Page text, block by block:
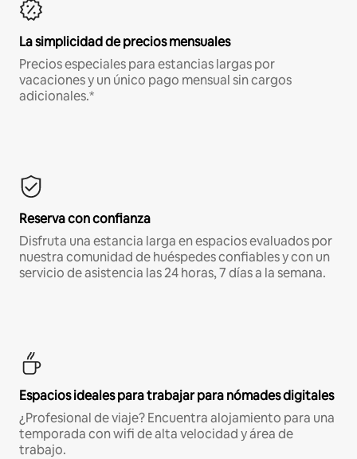
La simplicidad de precios mensuales
Precios especiales para estancias largas por
vacaciones y un único pago mensual sin cargos
adicionales.*
Reserva con confianza
Disfruta una estancia larga en espacios evaluados por
nuestra comunidad de huéspedes confiables y con un
servicio de asistencia las 24 horas, 7 días a la semana.
Espacios ideales para trabajar para nómades digitales
¿Profesional de viaje? Encuentra alojamiento para una
temporada con wifi de alta velocidad y área de
trabajo.